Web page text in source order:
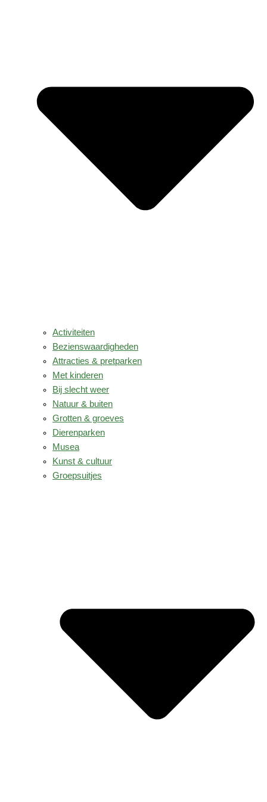
Activiteiten
Bezienswaardigheden
Attracties & pretparken
Met kinderen
Bij slecht weer
Natuur & buiten
Grotten & groeves
Dierenparken
Musea
Kunst & cultuur
Groepsuitjes